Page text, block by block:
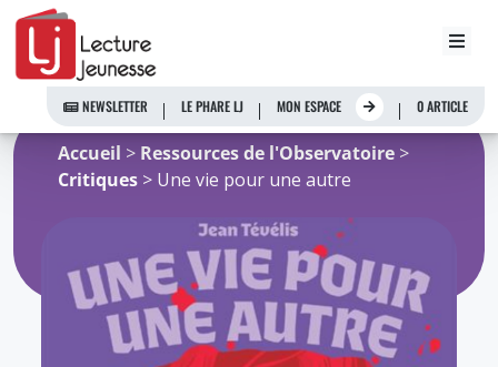
Aller
contenu
NEWSLETTER LE PHARE LJ MON ESPACE 0 ARTICLE
Accueil > Ressources de l'Observatoire >
Critiques > Une vie pour une autre